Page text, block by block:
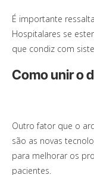
É importante
Hospitalares se
que condiz com
Como unir o
Outro fator que o
são as novas
para melhorar os
pacientes.